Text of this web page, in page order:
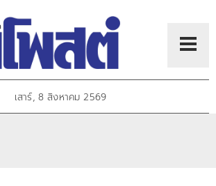
เสาร์, 8 สิงหาคม 2569